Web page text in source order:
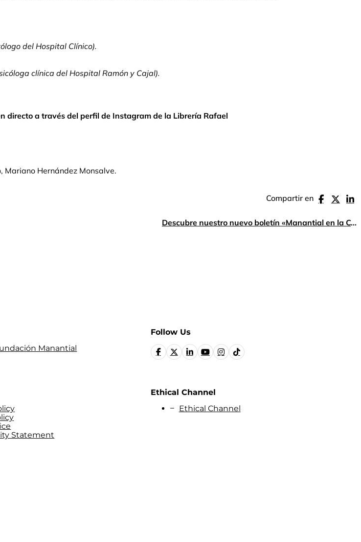
del Hospital Clínico).
clínica del Hospital Ramón y Cajal).
directo a través del perfil de Instagram de la Librería Rafael
Hernández Monsalve.
Compartir en
Descubre nuestro nuevo boletín «Manantial en la Comunidad» – mayo 2025
Manantial
Statement
Follow Us
Ethical Channel
Ethical Channel